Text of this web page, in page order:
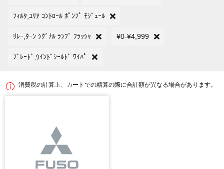
ﾌｨﾙﾀ,ﾕﾘｱ ｺﾝﾄﾛｰﾙ ﾎﾟﾝﾌﾟ ﾓｼﾞｭｰﾙ
ﾘﾚｰ,ﾀｰﾝ ｼｸﾞﾅﾙ ﾗﾝﾌﾟ ﾌﾗｯｼｬ ¥0-¥4,999
ﾌﾞﾚｰﾄﾞ,ｳｲﾝﾄﾞｼｰﾙﾄﾞ ﾜｲﾊﾟ
消費税の計算上、カートでの精算の際に合計額が異なる場合があります。